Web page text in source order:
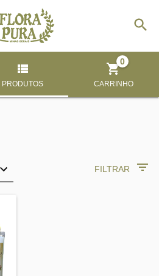
PRODUTOS CARRINHO
0
FILTRAR